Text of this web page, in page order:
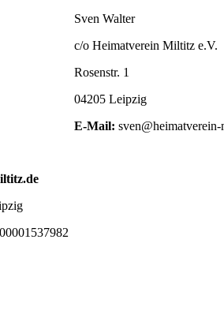
Sven Walter
c/o Heimatverein Miltitz e.V.
Rosenstr. 1
04205 Leipzig
E-Mail: